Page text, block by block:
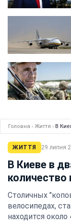
Головна › Життя › В
ЖИТТЯ 29 липня
В Киеве в
количество
Столичных
велосипедах,
находится